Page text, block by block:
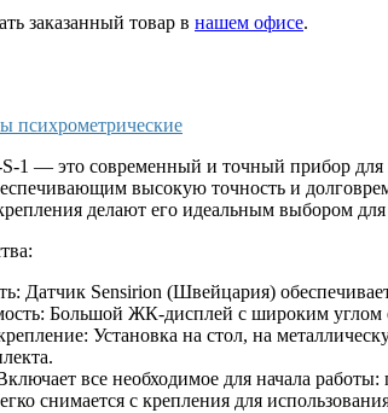
заказанный товар в нашем офисе.
психрометрические
1 — это современный и точный прибор
высокую точность и
делают его идеальным выбором
Датчик Sensirion (Швейцария)
Большой ЖК-дисплей с широким углом
Установка на стол, на
все необходимое для начала
снимается с крепления для